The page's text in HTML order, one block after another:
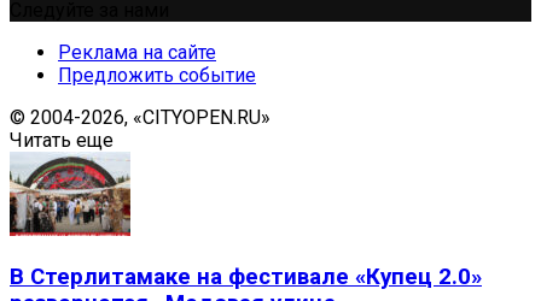
Реклама на сайте
Предложить событие
© 2004-2026, «CITYOPEN.RU»
Читать еще
В Стерлитамаке на фестивале «Купец 2.0»